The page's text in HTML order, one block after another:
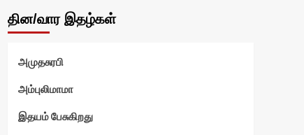
தின/வார இதழ்கள்
அமுதசுரபி
அம்புலிமாமா
இதயம் பேசுகிறது